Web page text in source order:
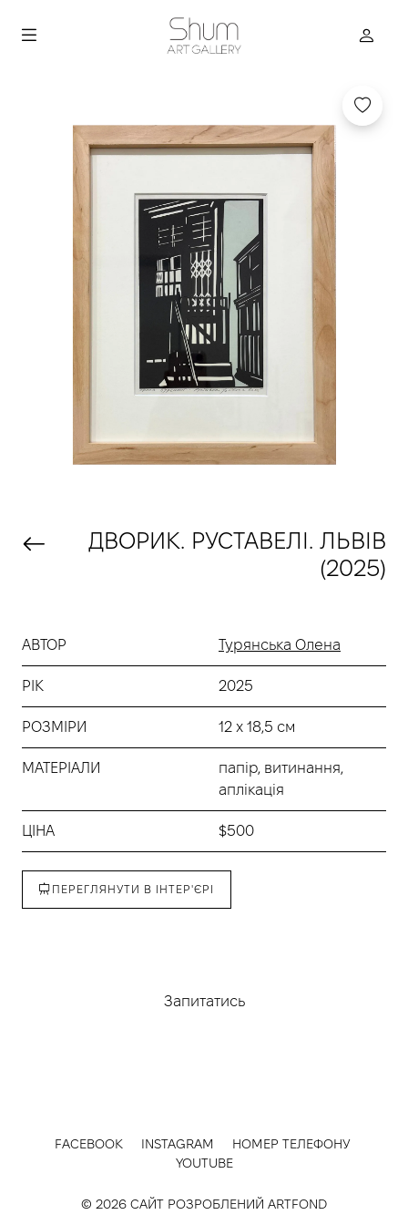
ДВОРИК. РУСТАВЕЛІ. ЛЬВІВ
(2025)
АВТОР Турянська Олена
РІК 2025
РОЗМІРИ 12 х 18,5 см
МАТЕРІАЛИ
папір, витинання,
аплікація
ЦІНА $500
ПЕРЕГЛЯНУТИ В ІНТЕР'ЄРІ
Запитатись
FACEBOOK INSTAGRAM
НОМЕР ТЕЛЕФОНУ
YOUTUBE
© 2026 САЙТ РОЗРОБЛЕНИЙ ARTFOND